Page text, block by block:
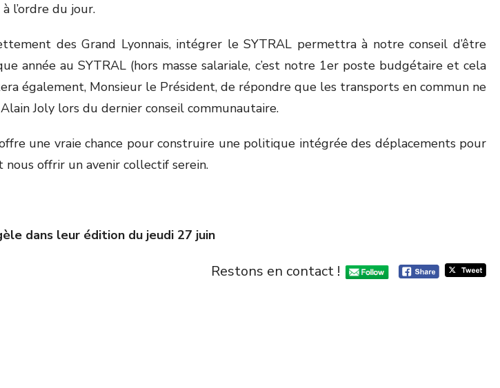
l’ordre du jour.
des Grand Lyonnais, intégrer le SYTRAL permettra à notre conseil d’être
année au SYTRAL (hors masse salariale, c’est notre 1er poste budgétaire et cela
également, Monsieur le Président, de répondre que les transports en commun ne
Joly lors du dernier conseil communautaire.
une vraie chance pour construire une politique intégrée des déplacements pour
offrir un avenir collectif serein.
dans leur édition du jeudi 27 juin
Restons en contact !